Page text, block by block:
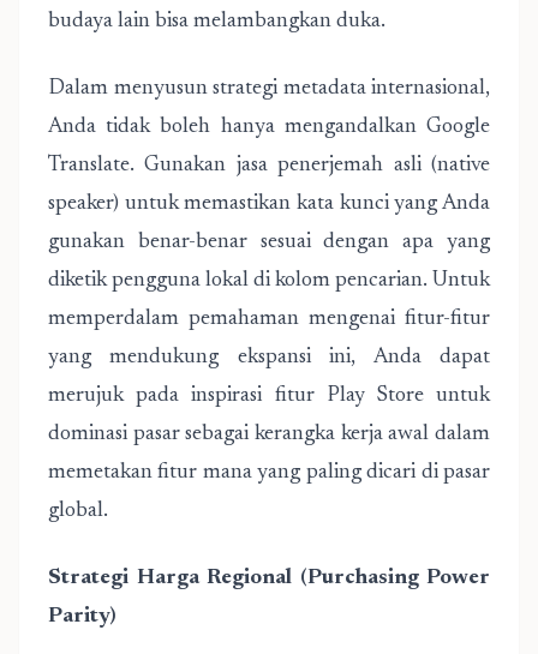
budaya lain bisa melambangkan duka.
Dalam menyusun strategi metadata internasional,
Anda tidak boleh hanya mengandalkan Google
Translate. Gunakan jasa penerjemah asli (native
speaker) untuk memastikan kata kunci yang Anda
gunakan benar-benar sesuai dengan apa yang
diketik pengguna lokal di kolom pencarian. Untuk
memperdalam pemahaman mengenai fitur-fitur
yang mendukung ekspansi ini, Anda dapat
merujuk pada inspirasi fitur Play Store untuk
dominasi pasarsebagai kerangka kerja awal dalam
memetakan fitur mana yang paling dicari di pasar
global.
Strategi Harga Regional (Purchasing Power
Parity)